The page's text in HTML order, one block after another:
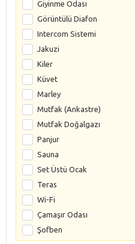
Giyinme Odası
Görüntülü Diafon
Intercom Sistemi
Jakuzi
Kiler
Küvet
Marley
Mutfak (Ankastre)
Mutfak Doğalgazı
Panjur
Sauna
Set Üstü Ocak
Teras
Wi-Fi
Çamaşır Odası
Şofben